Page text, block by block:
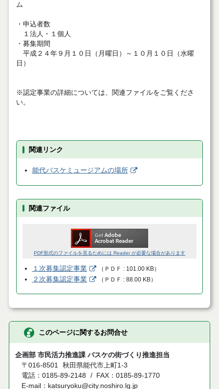
ム
・申込者数
１法人・１個人
・募集期間
平成２４年９月１０日（月曜日）～１０月１０日（水曜
日）
※認定事業の詳細については、関連ファイルをご覧くださ
い。
関連リンク
能代バスケミュージアムの場所
関連ファイル
PDF形式のファイルを見るためには Reader が必要な場合があります
１次募集認定事業 （ ＰＤＦ 101.00 KB）
２次募集認定事業 （ ＰＤＦ 88.00 KB）
このページに関するお問合せ
企画部 市民活力推進課 バスケの街づくり推進担当
〒016-8501
秋田県能代市上町1-3
電話：0185-89-2148
FAX：0185-89-1770
E-mail：katsuryoku@city.noshiro.lg.jp